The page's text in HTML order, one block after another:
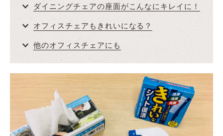
ダイニングチェアの座面がこんなにキレイに！
オフィスチェアもきれいになる？
他のオフィスチェアにも